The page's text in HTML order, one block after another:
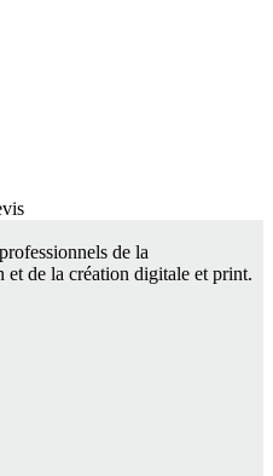
de la
de la création digitale et print.